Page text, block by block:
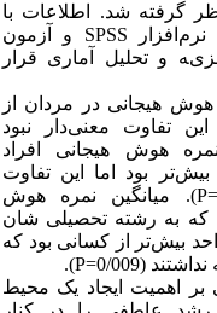
ﮔﺮﻓﺘﻪ ﺷﺪ. اﻃﻼﻋﺎت ﺑﺎ
اﻓﺰار SPSS
و آزمون
و ﺗﺤﻠﯿﻞ آﻣﺎری ﻗﺮار
هیجانی در مردان از
تفاوت معنیدار نبود
هوش هیجانی افراد
بود اما این تفاوت
). میانگین نمره هوش
که به رشته تحصیلی شان
بودند، 19/95 واحد بیش‌تر از کسانی بود که
(0/009=
P
).
اهمیت ایجاد یک محیط